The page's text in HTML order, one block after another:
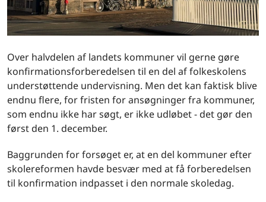
Over halvdelen af landets kommuner vil gerne gøre
konfirmationsforberedelsen til en del af folkeskolens
understøttende undervisning. Men det kan faktisk blive
endnu flere, for fristen for ansøgninger fra kommuner,
som endnu ikke har søgt, er ikke udløbet - det gør den
først den 1. december.
Baggrunden for forsøget er, at en del kommuner efter
skolereformen havde besvær med at få forberedelsen
til konfirmation indpasset i den normale skoledag.